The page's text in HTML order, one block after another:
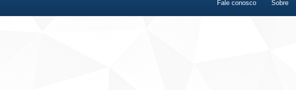
Fale conosco Sobre